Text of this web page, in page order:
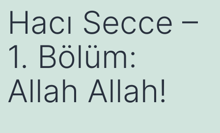
Hacı Secce –
1. Bölüm:
Allah Allah!